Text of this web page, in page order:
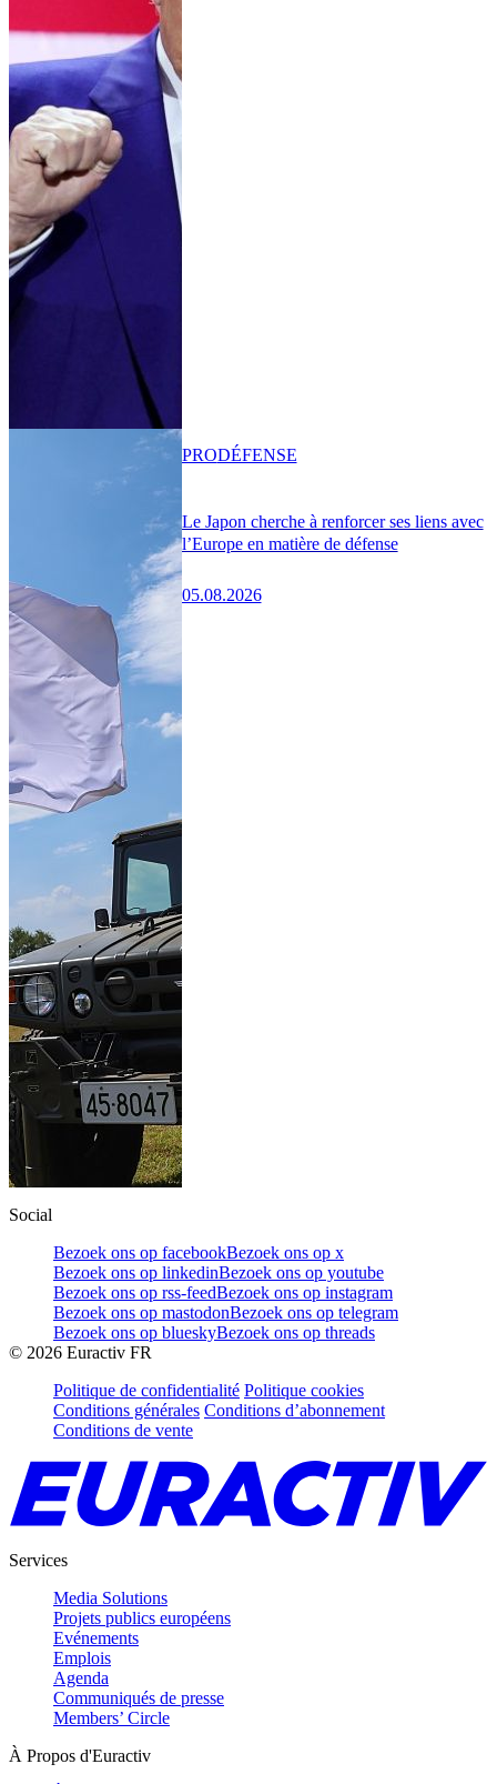
Le Japon cherche à renforcer ses liens avec
l’Europe en matière de défense
05.08.2026
PRODÉFENSE
Social
Bezoek ons op facebookBezoek ons op x
Bezoek ons op linkedinBezoek ons op youtube
Bezoek ons op rss-feedBezoek ons op instagram
Bezoek ons op mastodonBezoek ons op telegram
Bezoek ons op blueskyBezoek ons op threads
© 2026 Euractiv FR
Politique de confidentialité Politique cookies
Conditions générales Conditions d’abonnement
Conditions de vente
Services
Media Solutions
Projets publics européens
Evénements
Emplois
Agenda
Communiqués de presse
Members’ Circle
À Propos d'Euractiv